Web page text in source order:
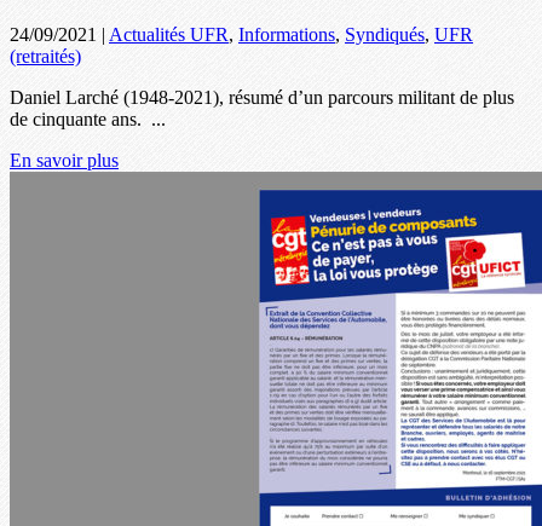
24/09/2021 | Actualités UFR, Informations, Syndiqués, UFR
(retraités)
Daniel Larché (1948-2021), résumé d’un parcours militant de plus
de cinquante ans. ...
En savoir plus